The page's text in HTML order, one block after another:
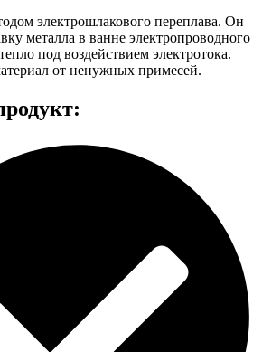
электрошлакового переплава. Он
металла в ванне электропроводного
под воздействием электротока.
от ненужных примесей.